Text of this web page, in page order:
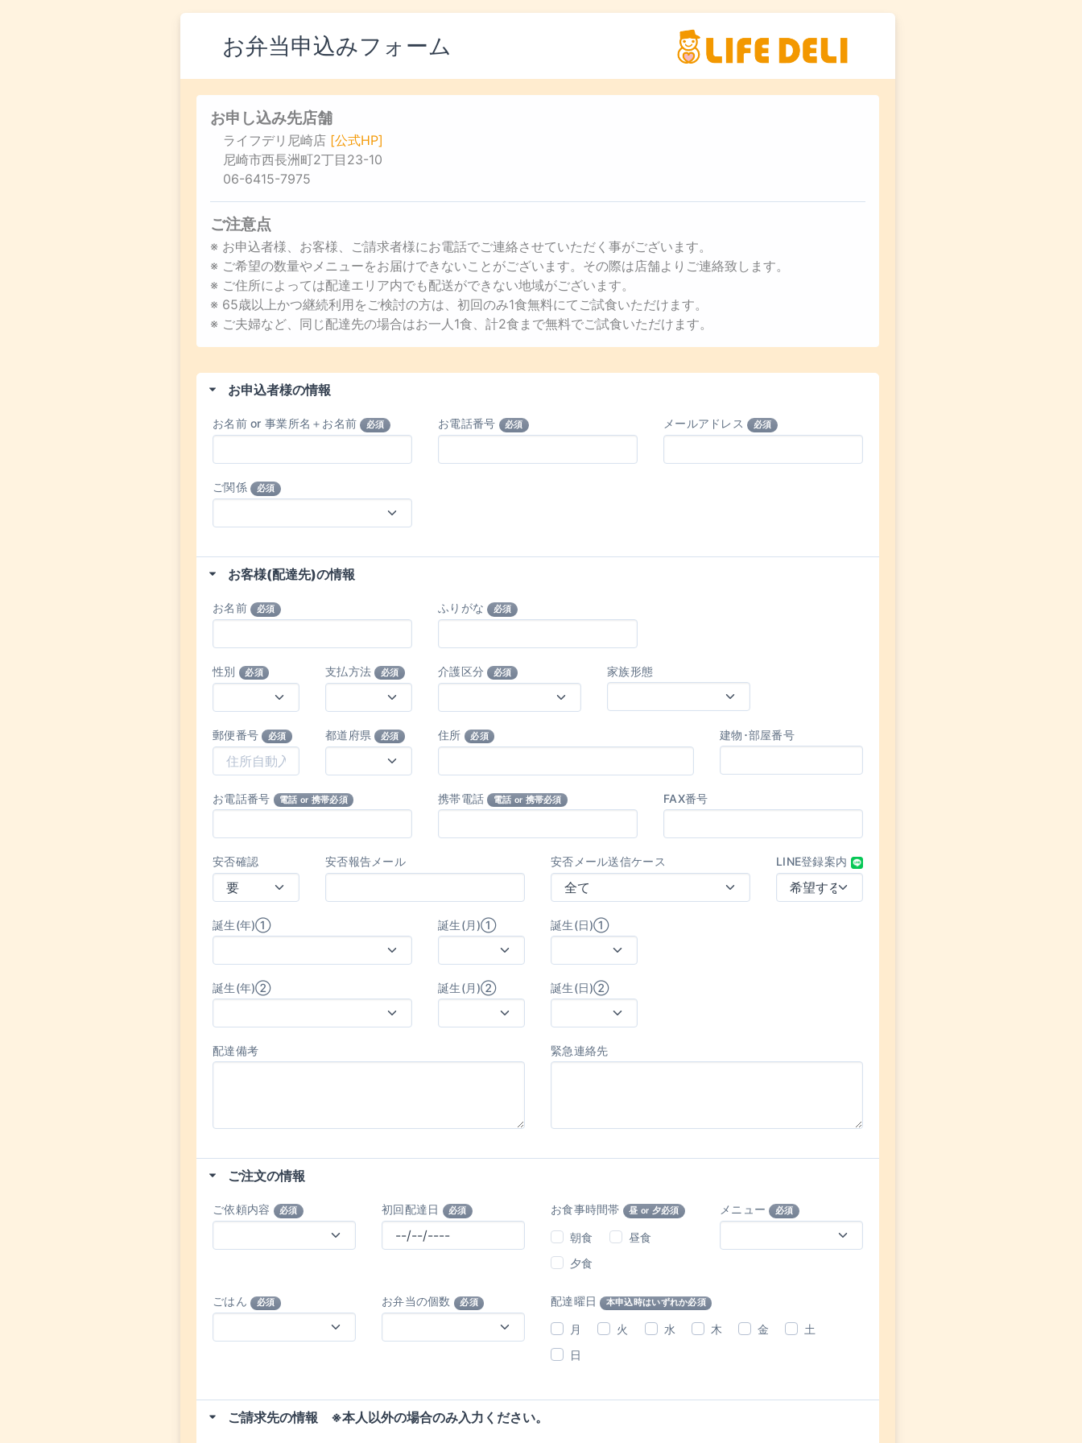
お弁当申込みフォーム
お申し込み先店舗
ライフデリ尼崎店 [公式HP]
尼崎市西長洲町2丁目23-10
06-6415-7975
ご注意点
※ お申込者様、お客様、ご請求者様にお電話でご連絡させていただく事がございます。
※ ご希望の数量やメニューをお届けできないことがございます。その際は店舗よりご連絡致します。
※ ご住所によっては配達エリア内でも配送ができない地域がございます。
※ 65歳以上かつ継続利用をご検討の方は、初回のみ1食無料にてご試食いただけます。
※ ご夫婦など、同じ配達先の場合はお一人1食、計2食まで無料でご試食いただけます。
お申込者様の情報
お名前 or 事業所名＋お名前 必須 お電話番号 必須 メールアドレス 必須
ご関係 必須
お客様(配達先)の情報
お名前 必須 ふりがな 必須
性別 必須 支払方法 必須 介護区分 必須 家族形態
郵便番号 必須 都道府県 必須 住所 必須 建物･部屋番号
お電話番号 電話 or 携帯必須 携帯電話 電話 or 携帯必須 FAX番号
安否確認 安否報告メール 安否メール送信ケース LINE登録案内
誕生(年)① 誕生(月)① 誕生(日)①
誕生(年)② 誕生(月)② 誕生(日)②
配達備考 緊急連絡先
ご注文の情報
ご依頼内容 必須 初回配達日 必須 お食事時間帯 昼 or 夕必須
朝食
昼食
夕食
メニュー 必須
ごはん 必須 お弁当の個数 必須 配達曜日 本申込時はいずれか必須
月 火 水 木 金
土
日
ご請求先の情報 ※本人以外の場合のみ入力ください。